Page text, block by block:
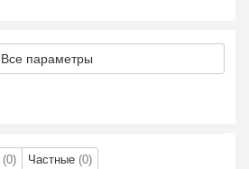
Все параметры
(0) Частные (0)